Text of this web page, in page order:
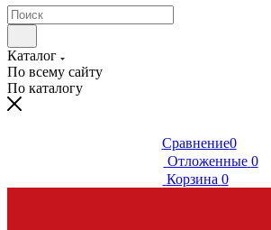
Каталог
По всему сайту
По каталогу
Сравнение0
Отложенные 0
Корзина 0